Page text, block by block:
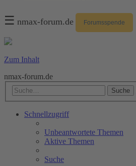
☰ nmax-forum.de Forumsspende
Zum Inhalt
nmax-forum.de
Suche
Schnellzugriff
Unbeantwortete Themen
Aktive Themen
Suche